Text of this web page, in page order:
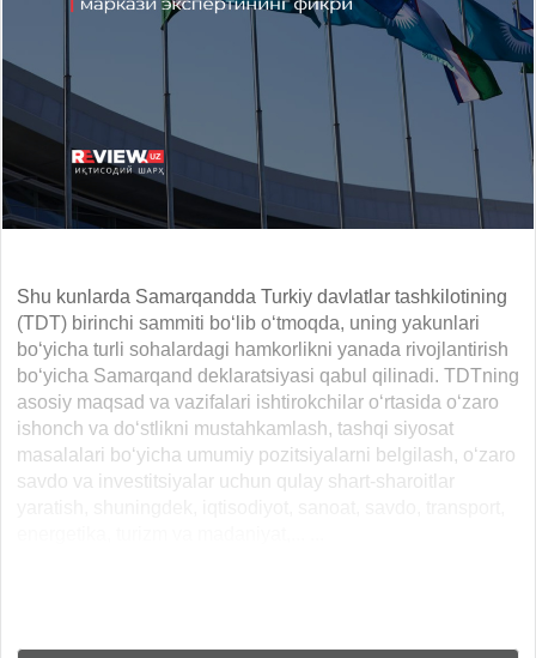
Shu kunlarda Samarqandda Turkiy davlatlar tashkilotining
(TDT) birinchi sammiti bo‘lib o‘tmoqda, uning yakunlari
bo‘yicha turli sohalardagi hamkorlikni yanada rivojlantirish
bo‘yicha Samarqand deklaratsiyasi qabul qilinadi. TDTning
asosiy maqsad va vazifalari ishtirokchilar o‘rtasida o‘zaro
ishonch va do‘stlikni mustahkamlash, tashqi siyosat
masalalari bo‘yicha umumiy pozitsiyalarni belgilash, o‘zaro
savdo va investitsiyalar uchun qulay shart-sharoitlar